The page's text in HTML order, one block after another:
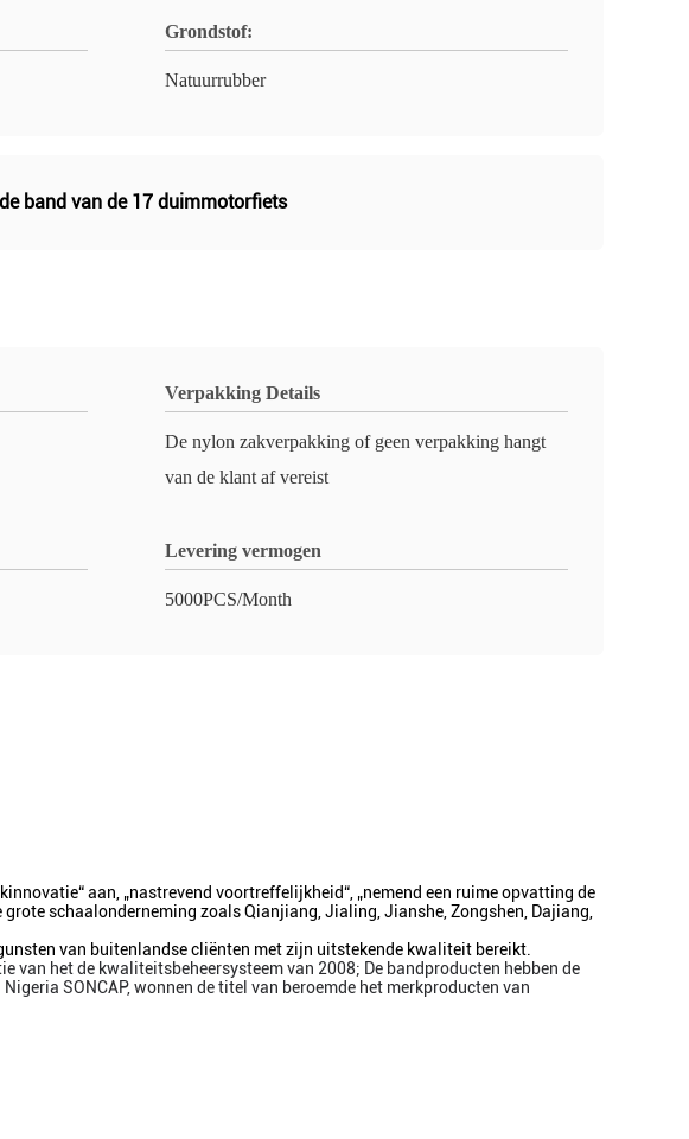
Grondstof:
Natuurrubber
band van de 17 duimmotorfiets
Verpakking Details
De nylon zakverpakking of geen verpakking hangt
van de klant af vereist
Levering vermogen
5000PCS/Month
aan, „nastrevend voortreffelijkheid“, „nemend een ruime opvatting de
schaalonderneming zoals Qianjiang, Jialing, Jianshe, Zongshen, Dajiang,
van buitenlandse cliënten met zijn uitstekende kwaliteit bereikt.
van het de kwaliteitsbeheersysteem van 2008; De bandproducten hebben de
SONCAP, wonnen de titel van beroemde het merkproducten van